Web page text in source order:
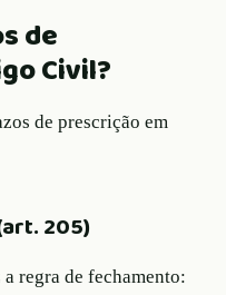
de
Civil?
de prescrição em
205)
regra de fechamento: